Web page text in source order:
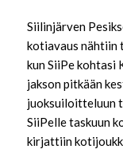
Siilinjärven
kotiavaus nähtiin
kun SiiPe kohtasi
jakson pitkään
juoksuiloitteluun
SiiPelle taskuun
kirjattiin